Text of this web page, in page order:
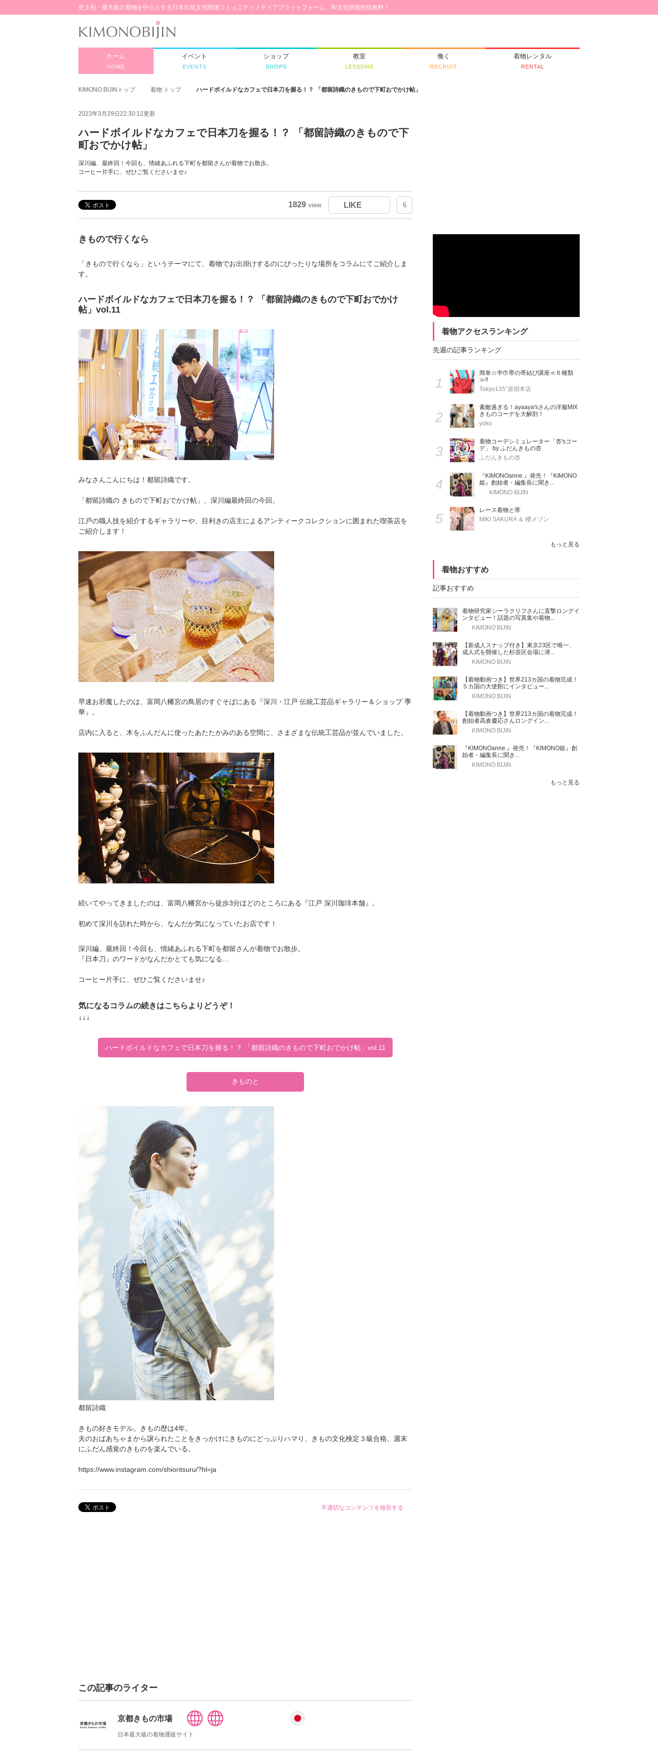
史上初・最大級の着物を中心とする日本伝統文化関連コミュニティメディアプラットフォーム。和文化情報投稿無料！
ホーム
HOME
イベント
EVENTS
ショップ
SHOPS
教室
LESSONS
働く
RECRUIT
着物レンタル
RENTAL
KIMONO BIJINトップ 着物 トップ ハードボイルドなカフェで日本刀を握る！？ 「都留詩織のきもので下町おでかけ帖」
2023年3月29日22:30:12更新
ハードボイルドなカフェで日本刀を握る！？ 「都留詩織のきもので下
町おでかけ帖」
深川編、最終回！今回も、情緒あふれる下町を都留さんが着物でお散歩。
コーヒー片手に、ぜひご覧くださいませ♪
LIKE 6
1829 view
きもので行くなら
「きもので行くなら」というテーマにて、着物でお出掛けするのにぴったりな場所をコラムにてご紹介しま
す。
ハードボイルドなカフェで日本刀を握る！？ 「都留詩織のきもので下町おでかけ
帖」vol.11
みなさんこんにちは！都留詩織です。
「都留詩織の きもので下町おでかけ帖」、深川編最終回の今回。
江戸の職人技を紹介するギャラリーや、目利きの店主によるアンティークコレクションに囲まれた喫茶店を
ご紹介します！
早速お邪魔したのは、富岡八幡宮の鳥居のすぐそばにある『深川・江戸 伝統工芸品ギャラリー＆ショップ 季
華』。
店内に入ると、木をふんだんに使ったあたたかみのある空間に、さまざまな伝統工芸品が並んでいました。
続いてやってきましたのは、富岡八幡宮から徒歩3分ほどのところにある『江戸 深川珈琲本舗』。
初めて深川を訪れた時から、なんだか気になっていたお店です！
深川編、最終回！今回も、情緒あふれる下町を都留さんが着物でお散歩。
『日本刀』のワードがなんだかとても気になる…
コーヒー片手に、ぜひご覧くださいませ♪
気になるコラムの続きはこちらよりどうぞ！
↓↓↓
ハードボイルドなカフェで日本刀を握る！？ 「都留詩織のきもので下町おでかけ帖」vol.11
きものと
都留詩織
きもの好きモデル。きもの歴は4年。
夫のおばあちゃまから譲られたことをきっかけにきものにどっぷりハマり、きもの文化検定３級合格。週末
にふだん感覚のきものを楽んでいる。
https://www.instagram.com/shioritsuru/?hl=ja
不適切なコンテンツを報告する
この記事のライター
京都きもの市場
日本最大級の着物通販サイト
着物アクセスランキング
先週の記事ランキング
1
簡単☆半巾帯の帯結び講座≪６種類
≫!!
Tokyo135°原宿本店
2
素敵過ぎる！ayaaya'sさんの洋服MIX
きものコーデを大解剖！
yoko
3
着物コーデシミュレーター「杏'sコー
デ」 by ふだんきもの杏
ふだんきもの杏
4
『KIMONOanne.』発売！『KIMONO
姫』創始者・編集長に聞き...
KIMONO BIJIN
5
レース着物と帯
MIKI SAKURA ＆ 櫻メゾン
もっと見る
着物おすすめ
記事おすすめ
着物研究家シーラクリフさんに直撃ロングイ
ンタビュー！話題の写真集や着物...
KIMONO BIJIN
【新成人スナップ付き】東京23区で唯一、
成人式を開催した杉並区会場に潜...
KIMONO BIJIN
【着物動画つき】世界213カ国の着物完成！
５カ国の大使館にインタビュー...
KIMONO BIJIN
【着物動画つき】世界213カ国の着物完成！
創始者高倉慶応さんロングイン...
KIMONO BIJIN
『KIMONOanne.』発売！『KIMONO姫』創
始者・編集長に聞き...
KIMONO BIJIN
もっと見る